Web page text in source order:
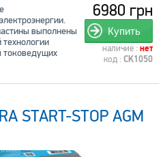
6980 грн
Купить
наличие : нет
код : CK1050
выполнены
технологии
токоведущих
START-STOP AGM